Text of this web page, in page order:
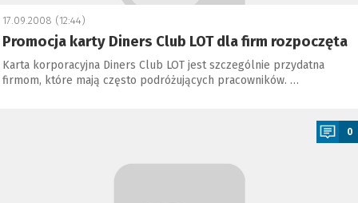
17.09.2008 (12:44)
Promocja karty Diners Club LOT dla firm rozpoczęta
Karta korporacyjna Diners Club LOT jest szczególnie przydatna
firmom, które mają często podróżujących pracowników. …
0